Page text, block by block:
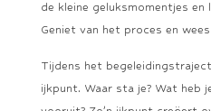
de kleine geluksmomentjes en
Geniet van het proces en
Tijdens het
ijkpunt. Waar sta je? Wat heb